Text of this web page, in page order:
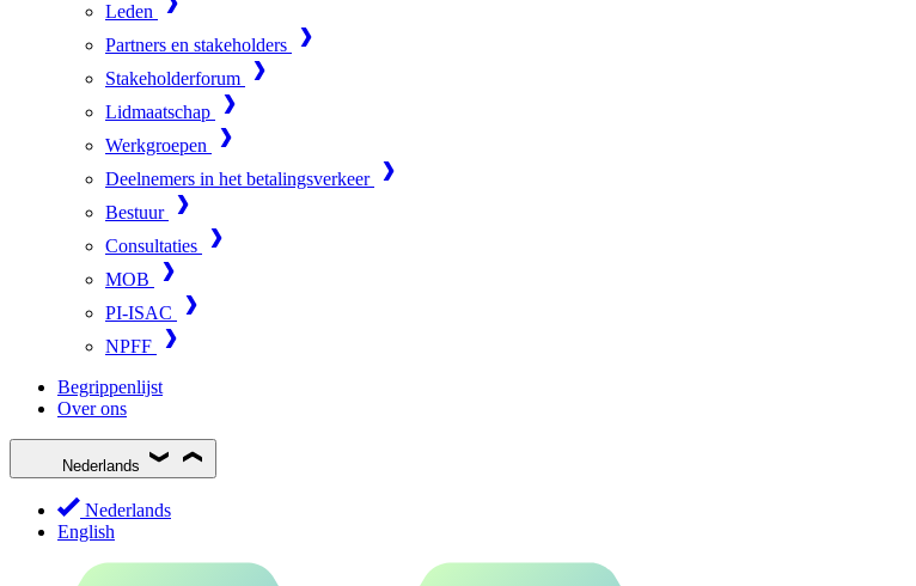
Leden
Partners en stakeholders
Stakeholderforum
Lidmaatschap
Werkgroepen
Deelnemers in het betalingsverkeer
Bestuur
Consultaties
MOB
PI-ISAC
NPFF
Begrippenlijst
Over ons
Nederlands
Nederlands
English